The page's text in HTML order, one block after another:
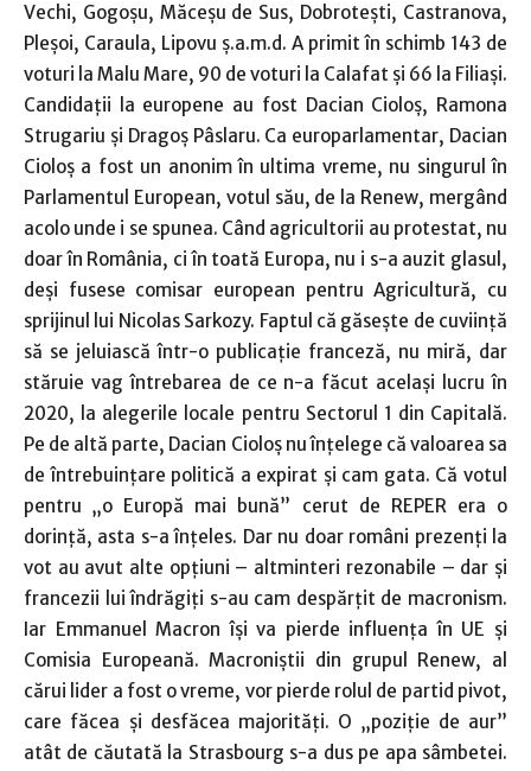
Vechi, Gogoşu, Măceşu de Sus, Dobroteşti, Castranova,
Pleşoi, Caraula, Lipovu ş.a.m.d. A primit în schimb 143 de
voturi la Malu Mare, 90 de voturi la Calafat şi 66 la Filiaşi.
Candidaţii la europene au fost Dacian Cioloş, Ramona
Strugariu şi Dragoş Pâslaru. Ca europarlamentar, Dacian
Cioloş a fost un anonim în ultima vreme, nu singurul în
Parlamentul European, votul său, de la Renew, mergând
acolo unde i se spunea. Când agricultorii au protestat, nu
doar în România, ci în toată Europa, nu i s-a auzit glasul,
deşi fusese comisar european pentru Agricultură, cu
sprijinul lui Nicolas Sarkozy. Faptul că găseşte de cuviinţă
să se jeluiască într-o publicaţie franceză, nu miră, dar
stăruie vag întrebarea de ce n-a făcut acelaşi lucru în
2020, la alegerile locale pentru Sectorul 1 din Capitală.
Pe de altă parte, Dacian Cioloş nu înţelege că valoarea sa
de întrebuinţare politică a expirat şi cam gata. Că votul
pentru „o Europă mai bună” cerut de REPER era o
dorinţă, asta s-a înţeles. Dar nu doar români prezenţi la
vot au avut alte opţiuni – altminteri rezonabile – dar şi
francezii lui îndrăgiţi s-au cam despărţit de macronism.
Iar Emmanuel Macron îşi va pierde influenţa în UE şi
Comisia Europeană. Macroniştii din grupul Renew, al
cărui lider a fost o vreme, vor pierde rolul de partid pivot,
care făcea şi desfăcea majorităţi. O „poziţie de aur”
atât de căutată la Strasbourg s-a dus pe apa sâmbetei.